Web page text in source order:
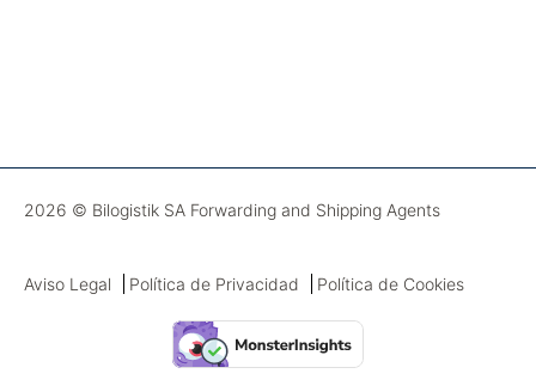
2026 © Bilogistik SA Forwarding and Shipping Agents
Aviso Legal Política de Privacidad Política de Cookies